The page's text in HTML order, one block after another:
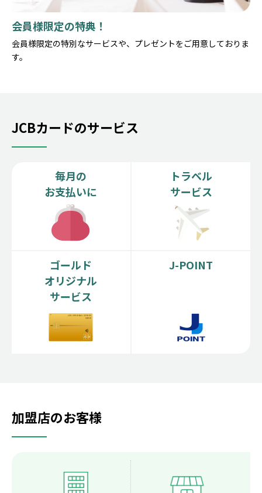
会員様限定の特典！
会員様限定の特別なサービスや、プレゼントをご用意しておりま
す。
JCBカードのサービス
毎月の
お支払いに
トラベル
サービス
ゴールド
オリジナル
サービス
J-POINT
加盟店のお客様